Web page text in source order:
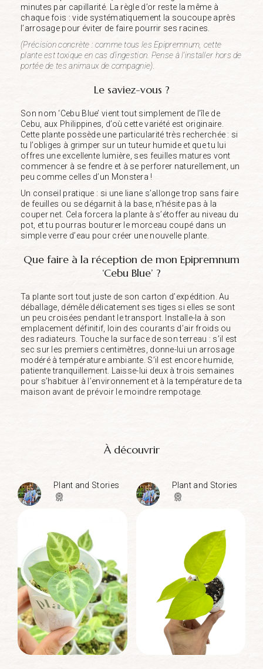
minutes par capillarité. La règle d’or reste la même à
chaque fois : vide systématiquement la soucoupe après
l’arrosage pour éviter de faire pourrir ses racines.
(Précision concrète : comme tous les Epipremnum, cette
plante est toxique en cas d’ingestion. Pense à l’installer hors de
portée de tes animaux de compagnie).
Le saviez-vous ?
Son nom ‘Cebu Blue’ vient tout simplement de l’île de
Cebu, aux Philippines, d’où cette variété est originaire.
Cette plante possède une particularité très recherchée : si
tu l’obliges à grimper sur un tuteur humide et que tu lui
offres une excellente lumière, ses feuilles matures vont
commencer à se fendre et à se perforer naturellement, un
peu comme celles d’un Monstera !
Un conseil pratique : si une liane s’allonge trop sans faire
de feuilles ou se dégarnit à la base, n’hésite pas à la
couper net. Cela forcera la plante à s’étoffer au niveau du
pot, et tu pourras bouturer le morceau coupé dans un
simple verre d’eau pour créer une nouvelle plante.
Que faire à la réception de mon Epipremnum
‘Cebu Blue’ ?
Ta plante sort tout juste de son carton d’expédition. Au
déballage, démêle délicatement ses tiges si elles se sont
un peu croisées pendant le transport. Installe-la à son
emplacement définitif, loin des courants d’air froids ou
des radiateurs. Touche la surface de son terreau : s’il est
sec sur les premiers centimètres, donne-lui un arrosage
modéré à température ambiante. S’il est encore humide,
patiente tranquillement. Laisse-lui deux à trois semaines
pour s’habituer à l’environnement et à la température de ta
maison avant de prévoir le moindre rempotage.
À découvrir
Plant and Stories Plant and Stories